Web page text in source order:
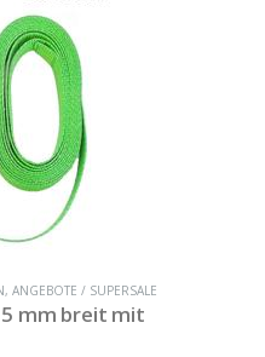
, ANGEBOTE / SUPERSALE
mm breit mit